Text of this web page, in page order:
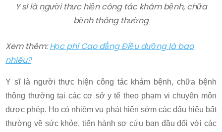
Y sĩ là người thực hiện công tác khám bệnh, chữa
bệnh thông thường
Xem thêm:Học phí Cao đẳng Điều dưỡng là bao
nhiêu?
Y sĩ là người thực hiện công tác khám bệnh, chữa bệnh
thông thường tại các cơ sở y tế theo phạm vi chuyên môn
được phép. Họ có nhiệm vụ phát hiện sớm các dấu hiệu bất
thường về sức khỏe, tiến hành sơ cứu ban đầu đối với các